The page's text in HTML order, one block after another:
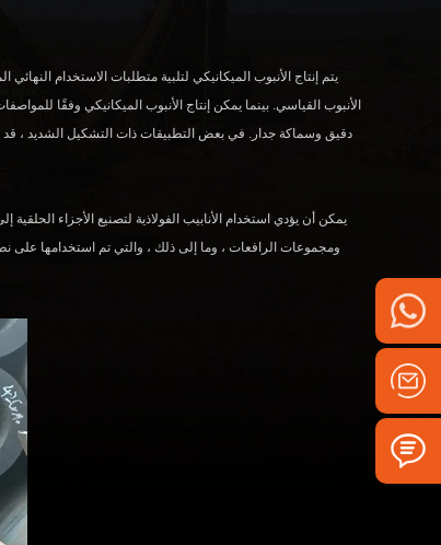
يتم إنتاج الأنبوب الميكانيكي لتلبية متطلبات الاستخدام
الأنبوب القياسي. بينما يمكن إنتاج الأنبوب الميكانيكي وفقًا
دقيق وسماكة جدار. في بعض التطبيقات ذات التشكيل الشديد ، قد لا
يمكن أن يؤدي استخدام الأنابيب الفولاذية لتصنيع الأجزاء
ومجموعات الرافعات ، وما إلى ذلك ، والتي تم استخدامها على نطاق